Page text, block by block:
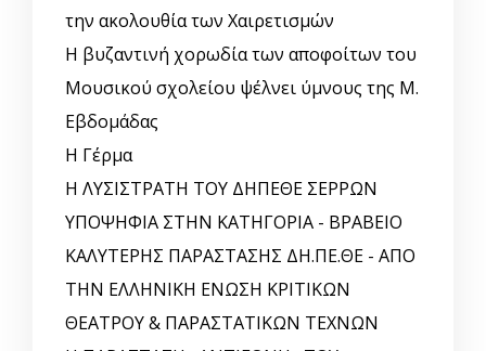
την ακολουθία των Χαιρετισμών
Η βυζαντινή χορωδία των αποφοίτων του
Μουσικού σχολείου ψέλνει ύμνους της Μ.
Εβδομάδας
Η Γέρμα
Η ΛΥΣΙΣΤΡΑΤΗ ΤΟΥ ΔΗΠΕΘΕ ΣΕΡΡΩΝ
ΥΠΟΨΗΦΙΑ ΣΤΗΝ ΚΑΤΗΓΟΡΙΑ - ΒΡΑΒΕΙΟ
ΚΑΛΥΤΕΡΗΣ ΠΑΡΑΣΤΑΣΗΣ ΔΗ.ΠΕ.ΘΕ - ΑΠΟ
ΤΗΝ ΕΛΛΗΝΙΚΗ ΕΝΩΣΗ ΚΡΙΤΙΚΩΝ
ΘΕΑΤΡΟΥ & ΠΑΡΑΣΤΑΤΙΚΩΝ ΤΕΧΝΩΝ